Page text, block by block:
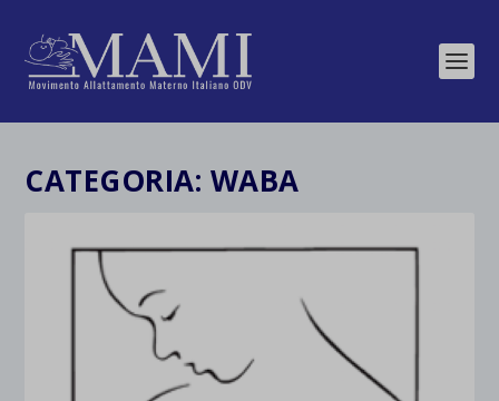
CATEGORIA: WABA